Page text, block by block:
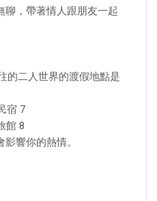
，帶著情人跟朋友一起
二人世界的渡假地點是
宿 7
館 8
響你的熱情。